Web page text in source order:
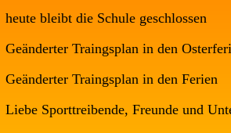
heute bleibt die Schule geschlossen
Geänderter Traingsplan in den
Geänderter Traingsplan in den Ferien
Liebe Sporttreibende, Freunde und